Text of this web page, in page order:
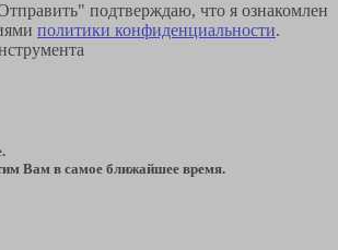
подтверждаю, что я ознакомлен
политики конфиденциальности.
Вам в самое ближайшее время.